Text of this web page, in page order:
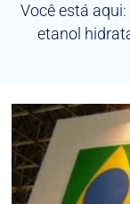
Você está aqui:
etanol